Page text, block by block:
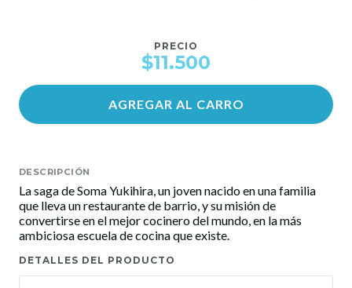
PRECIO
$11.500
AGREGAR AL CARRO
DESCRIPCIÓN
La saga de Soma Yukihira, un joven nacido en una familia
que lleva un restaurante de barrio, y su misión de
convertirse en el mejor cocinero del mundo, en la más
ambiciosa escuela de cocina que existe.
DETALLES DEL PRODUCTO